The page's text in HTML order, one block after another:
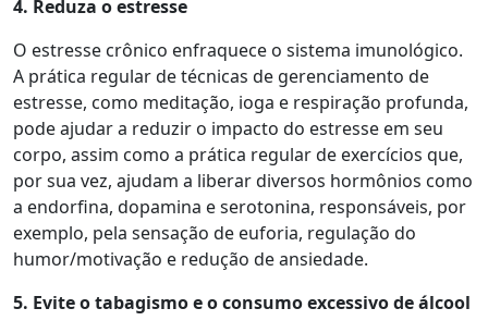
4. Reduza oestresse
O estresse crônico enfraquece o sistema imunológico.
A prática regular de técnicas de gerenciamento de
estresse, como meditação, ioga e respiração profunda,
pode ajudar a reduzir o impacto do estresse em seu
corpo, assim como a prática regular de exercícios que,
por sua vez, ajudam a liberar diversos hormônios como
a endorfina, dopamina e serotonina, responsáveis, por
exemplo, pela sensação de euforia, regulação do
humor/motivação e redução de ansiedade.
5. Evite otabagismo e oconsumoexcessivodeálcool